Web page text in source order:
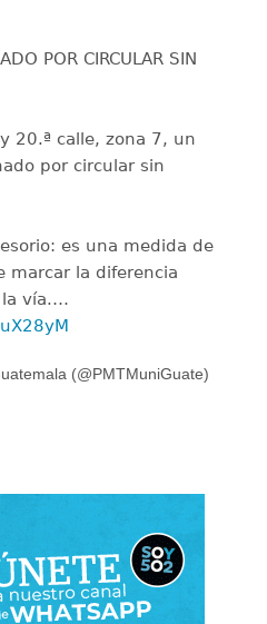
POR CIRCULAR SIN
20.ª calle, zona 7, un
por circular sin
es una medida de
marcar la diferencia
la vía.…
(@PMTMuniGuate)